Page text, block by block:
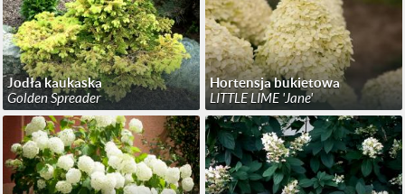
Jodła kaukaska
Golden Spreader
Hortensja bukietowa
LITTLE LIME 'Jane'